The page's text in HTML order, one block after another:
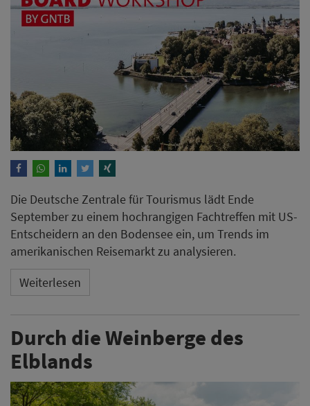
Die Deutsche Zentrale für Tourismus lädt Ende
September zu einem hochrangigen Fachtreffen mit US-
Entscheidern an den Bodensee ein, um Trends im
amerikanischen Reisemarkt zu analysieren.
Weiterlesen
Durch die Weinberge des
Elblands